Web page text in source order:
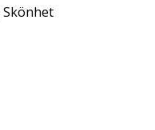
Skönhet